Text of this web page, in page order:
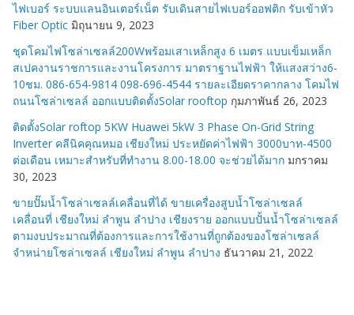
ไฟเบอร์ ระบบแลนอินเตอร์เน็ต รับเดินสายไฟเบอร์ออฟติก รับเข้าหัว
Fiber Optic มิถุนายน 9, 2023
ชุดโคมไฟโซล่าเซลล์200Wพร้อมเสาเหล็กสูง 6 เมตร แบบเข็มเหล็ก
สเปคงานราชการและงานโครงการ มาตราฐานไฟฟ้า ให้แสงสว่าง6-
10ชม. 086-654-9814 098-696-4544 รายละเอียดราคากลาง โคมไฟ
ถนนโซล่าเซลล์ ออกแบบติดตั้งSolar rooftop กุมภาพันธ์ 26, 2023
ติดตั้งSolar roftop 5KW Huawei 5kW 3 Phase On-Grid String
Inverter คลีนิคคุณหมอ เชียงใหม่ ประหยัดค่าไฟฟ้า 3000บาท-4500
ต่อเดือน เหมาะสำหรับที่ทำงาน 8.00-18.00 จะช่วยได้มาก มกราคม
30, 2023
ขายปั๊มน้ำโซล่าเซลล์เคลื่อนที่ได้ ขายเครื่องสูบน้ำโซล่าเซลล์
เคลื่อนที่ เชียงใหม่ ลำพูน ลำปาง เชียงราย ออกแบบปั้นน้ำโซล่าเซลล์
ตามงบประมาณที่ต้องการและการใช้งานที่ถูกต้องของโซล่าเซลล์
จำหน่ายโซล่าเซลล์ เชียงใหม่ ลำพูน ลำปาง ธันวาคม 21, 2022